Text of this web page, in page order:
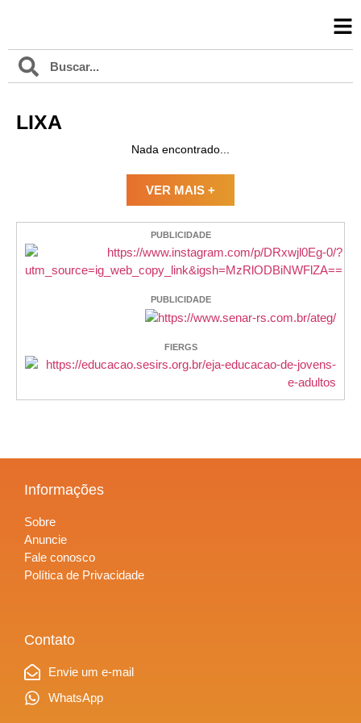
LIXA
Nada encontrado...
VER MAIS +
PUBLICIDADE
PUBLICIDADE
FIERGS
Informações
Sobre
Anuncie
Fale conosco
Política de Privacidade
Contato
Envie um e-mail
WhatsApp